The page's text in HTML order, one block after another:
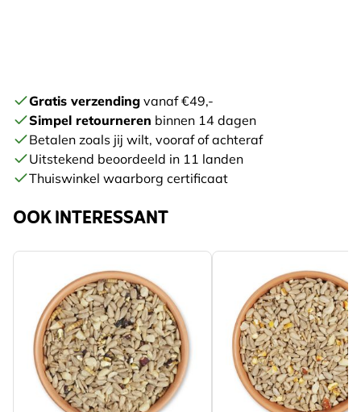
Gratis verzending vanaf €49,-
Simpel retourneren binnen 14 dagen
Betalen zoals jij wilt, vooraf of achteraf
Uitstekend beoordeeld in 11 landen
Thuiswinkel waarborg certificaat
OOK INTERESSANT